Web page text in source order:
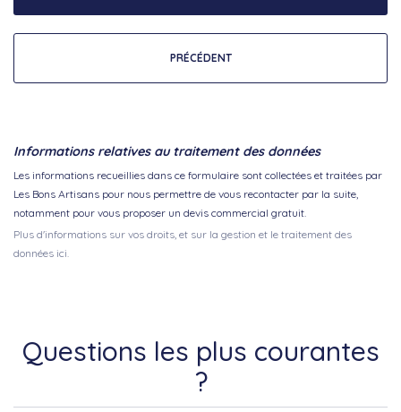
PRÉCÉDENT
Informations relatives au traitement des données
Les informations recueillies dans ce formulaire sont collectées et traitées par
Les Bons Artisans pour nous permettre de vous recontacter par la suite,
notamment pour vous proposer un devis commercial gratuit.
Plus d'informations sur vos droits, et sur la gestion et le traitement des
données ici.
Questions les plus courantes
?